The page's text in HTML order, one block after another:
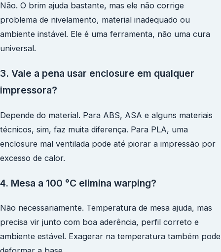
Não. O brim ajuda bastante, mas ele não corrige
problema de nivelamento, material inadequado ou
ambiente instável. Ele é uma ferramenta, não uma cura
universal.
3. Vale a pena usar enclosure em qualquer
impressora?
Depende do material. Para ABS, ASA e alguns materiais
técnicos, sim, faz muita diferença. Para PLA, uma
enclosure mal ventilada pode até piorar a impressão por
excesso de calor.
4. Mesa a 100 °C elimina warping?
Não necessariamente. Temperatura de mesa ajuda, mas
precisa vir junto com boa aderência, perfil correto e
ambiente estável. Exagerar na temperatura também pode